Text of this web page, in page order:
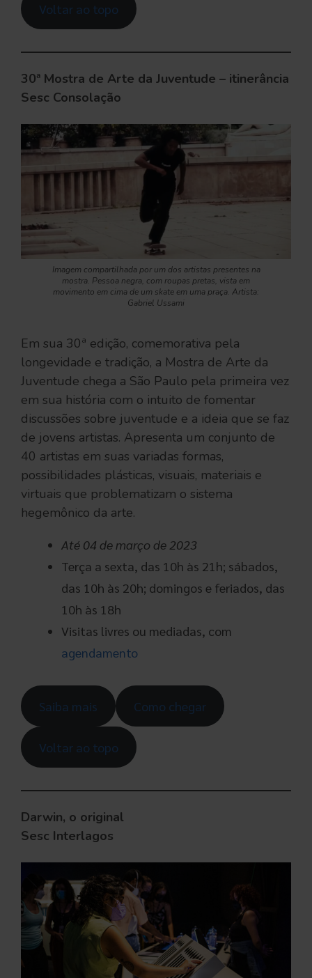
Voltar ao topo
30ª Mostra de Arte da Juventude – itinerância
Sesc Consolação
Imagem compartilhada por um dos artistas presentes na
mostra. Pessoa negra, com roupas pretas, vista em
movimento em cima de um skate em uma praça. Artista:
Gabriel Ussami
Em sua 30ª edição, comemorativa pela
longevidade e tradição, a Mostra de Arte da
Juventude chega a São Paulo pela primeira vez
em sua história com o intuito de fomentar
discussões sobre juventude e a ideia que se faz
de jovens artistas. Apresenta um conjunto de
40 artistas em suas variadas formas,
possibilidades plásticas, visuais, materiais e
virtuais que problematizam o sistema
hegemônico da arte.
Até 04 de março de 2023
Terça a sexta, das 10h às 21h; sábados,
das 10h às 20h; domingos e feriados, das
10h às 18h
Visitas livres ou mediadas, com
agendamento
Saiba mais Como chegar
Voltar ao topo
Darwin, o original
Sesc Interlagos